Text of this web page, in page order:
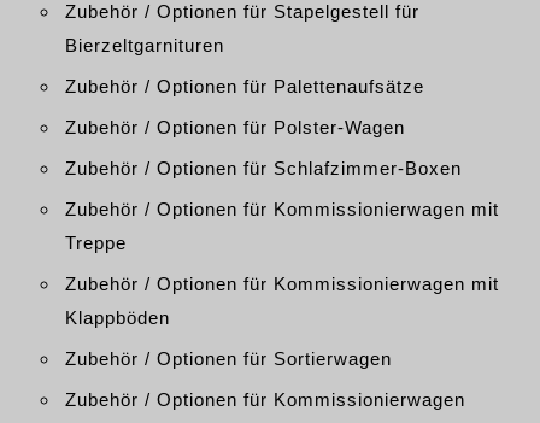
Zubehör / Optionen für Stapelgestell für
Bierzeltgarnituren
Zubehör / Optionen für Palettenaufsätze
Zubehör / Optionen für Polster-Wagen
Zubehör / Optionen für Schlafzimmer-Boxen
Zubehör / Optionen für Kommissionierwagen mit
Treppe
Zubehör / Optionen für Kommissionierwagen mit
Klappböden
Zubehör / Optionen für Sortierwagen
Zubehör / Optionen für Kommissionierwagen